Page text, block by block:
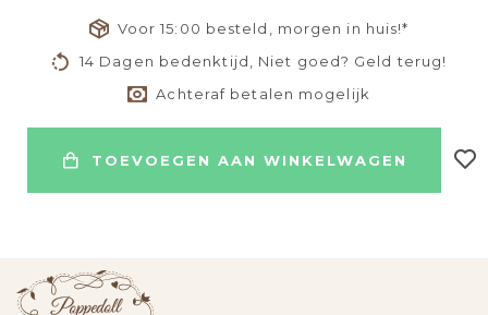
Voor 15:00 besteld, morgen in huis!*
14 Dagen bedenktijd, Niet goed? Geld terug!
Achteraf betalen mogelijk
TOEVOEGEN AAN WINKELWAGEN